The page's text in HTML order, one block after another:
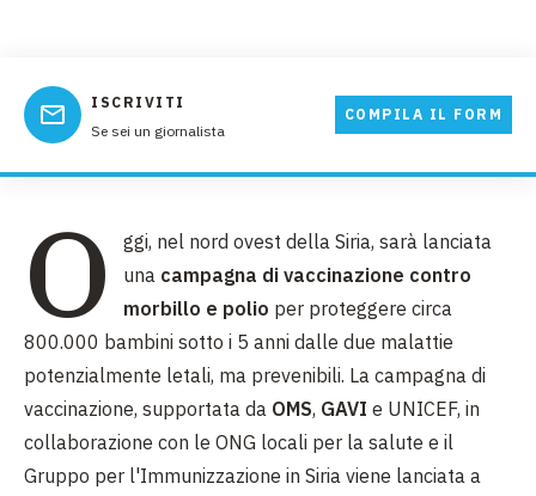
ISCRIVITI
Se sei un giornalista
COMPILA IL FORM
O
ggi, nel nord ovest della Siria, sarà lanciata
una campagna di vaccinazione contro
morbillo e polio per proteggere circa
800.000 bambini sotto i 5 anni dalle due malattie
potenzialmente letali, ma prevenibili. La campagna di
vaccinazione, supportata da OMS, GAVI e UNICEF, in
collaborazione con le ONG locali per la salute e il
Gruppo per l'Immunizzazione in Siria viene lanciata a